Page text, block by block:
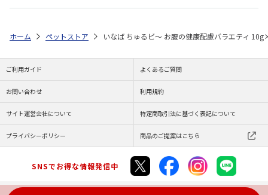
ホーム ペットストア いなば ちゅるビ～ お腹の健康配慮バラエティ
ご利用ガイド よくあるご質問
お問い合わせ 利用規約
サイト運営会社について 特定商取引法に基づく表記について
プライバシーポリシー 商品のご提案はこちら
SNSでお得な情報発信中